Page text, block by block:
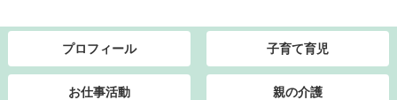
プロフィール 子育て育児
お仕事活動 親の介護